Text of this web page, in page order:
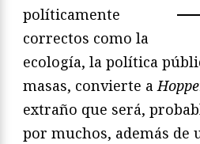
políticamente
correctos como la
ecología, la política
masas, convierte a
extraño que será,
por muchos, además de